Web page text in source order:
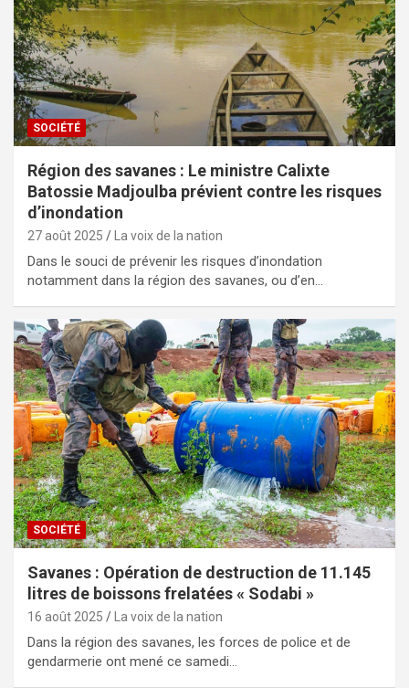
SOCIÉTÉ
Région des savanes : Le ministre Calixte
Batossie Madjoulba prévient contre les risques
d’inondation
27 août 2025 La voix de la nation
Dans le souci de prévenir les risques d’inondation
notamment dans la région des savanes, ou d’en…
SOCIÉTÉ
Savanes : Opération de destruction de 11.145
litres de boissons frelatées « Sodabi »
16 août 2025 La voix de la nation
Dans la région des savanes, les forces de police et de
gendarmerie ont mené ce samedi…